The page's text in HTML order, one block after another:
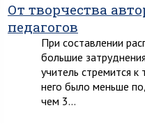
От творчества
педагогов
При составлении
большие
учитель стремится
него было меньше
чем 3…